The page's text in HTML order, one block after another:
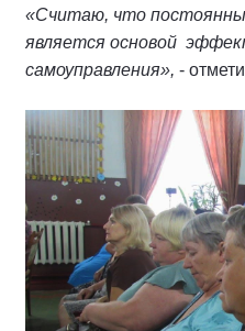
«Считаю, что
является основой
самоуправления», -